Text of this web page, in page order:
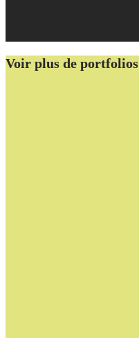
Voir plus de portfolios